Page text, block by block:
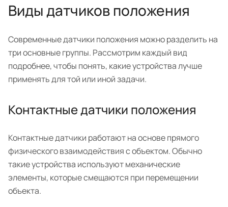
Виды датчиков положения
Современные датчики положения можно разделить на
три основные группы. Рассмотрим каждый вид
подробнее, чтобы понять, какие устройства лучше
применять для той или иной задачи.
Контактные датчики положения
Контактные датчики работают на основе прямого
физического взаимодействия с объектом. Обычно
такие устройства используют механические
элементы, которые смещаются при перемещении
объекта.